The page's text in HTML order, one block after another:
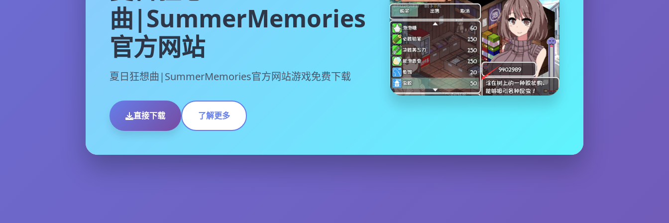
曲|SummerMemories
官方网站
夏日狂想曲|SummerMemories官方网站游戏免费下载
直接下载 了解更多